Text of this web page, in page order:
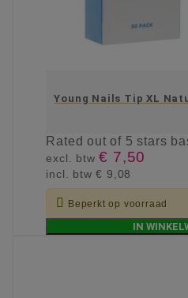
Young Nails Tip XL
Ratedout of 5 stars
excl. btw€ 7,50
incl. btw€ 9,08
 Beperkt op voorraad
IN